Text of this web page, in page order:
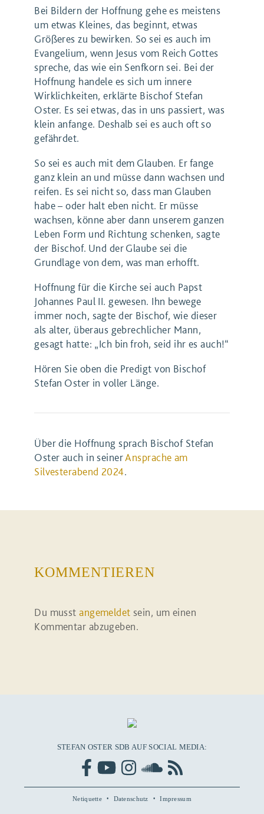
Bei Bildern der Hoffnung gehe es meistens
um etwas Kleines, das beginnt, etwas
Größeres zu bewirken. So sei es auch im
Evangelium, wenn Jesus vom Reich Gottes
spreche, das wie ein Senfkorn sei. Bei der
Hoffnung handele es sich um innere
Wirklichkeiten, erklärte Bischof Stefan
Oster. Es sei etwas, das in uns passiert, was
klein anfange. Deshalb sei es auch oft so
gefährdet.
So sei es auch mit dem Glauben. Er fange
ganz klein an und müsse dann wachsen und
reifen. Es sei nicht so, dass man Glauben
habe – oder halt eben nicht. Er müsse
wachsen, könne aber dann unserem ganzen
Leben Form und Richtung schenken, sagte
der Bischof. Und der Glaube sei die
Grundlage von dem, was man erhofft.
Hoffnung für die Kirche sei auch Papst
Johannes Paul II. gewesen. Ihn bewege
immer noch, sagte der Bischof, wie dieser
als alter, überaus gebrechlicher Mann,
gesagt hatte: „Ich bin froh, seid ihr es auch!“
Hören Sie oben die Predigt von Bischof
Stefan Oster in voller Länge.
Über die Hoffnung sprach Bischof Stefan
Oster auch in seinerAnsprache am
Silvesterabend 2024.
KOMMENTIEREN
Du musstangemeldet sein, um einen
Kommentar abzugeben.
STEFAN OSTER SDB AUF SOCIAL MEDIA:
Netiquette Datenschutz Impressum